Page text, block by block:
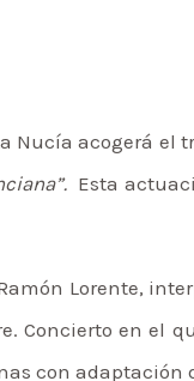
Nucía acogerá
Esta
Lorente,
Concierto en el
con